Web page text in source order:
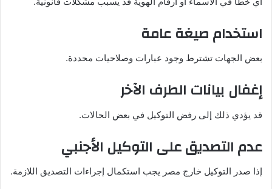
استخدام صيغة عامة
بعض الجهات تشترط وجود عبارات وصلاحيات محددة.
إغفال بيانات الطرف الآخر
قد يؤدي ذلك إلى رفض التوكيل في بعض الحالات.
عدم التصديق على التوكيل الأجنبي
إذا صدر التوكيل خارج مصر يجب استكمال إجراءات التصديق اللازمة.